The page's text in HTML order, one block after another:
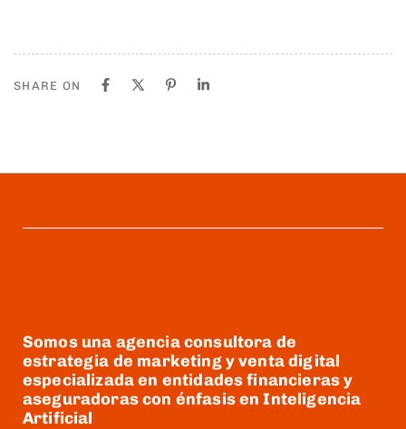
SHARE ON
Somos una agencia consultora de
estrategia de marketing y venta digital
especializada en entidades financieras y
aseguradoras con énfasis en Inteligencia
Artificial